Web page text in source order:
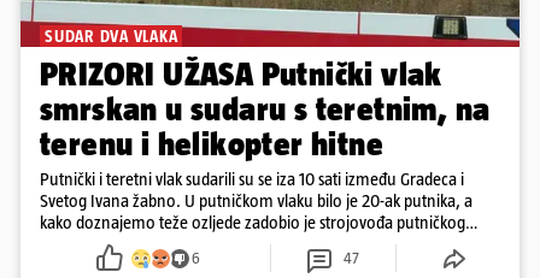
SUDAR DVA VLAKA
PRIZORI UŽASA Putnički vlak
smrskan u sudaru s teretnim, na
terenu i helikopter hitne
Putnički i teretni vlak sudarili su se iza 10 sati između Gradeca i
Svetog Ivana žabno. U putničkom vlaku bilo je 20-ak putnika, a
kako doznajemo teže ozljede zadobio je strojovođa putničkog
vlaka. Zatvoren je promet, a fotoreporteri Prigorskog objavili su
prve snimke s mjesta sudara
6 47